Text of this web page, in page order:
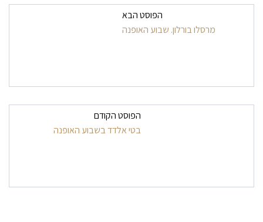
ניווט בפרסומיםהפוסט הבא
מרסלו בורלון. שבוע האופנה
הפוסט הקודם
בטי אלדד בשבוע האופנה